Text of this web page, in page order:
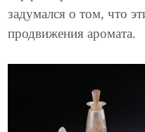
задумался о том, что
продвижения аромата.